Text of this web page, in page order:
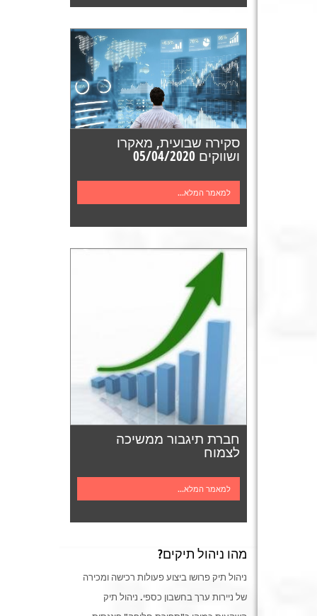
סקירה שבועית, מאקרו
ושווקים 05/04/2020
למאמר המלא...
חברת תיגבור ממשיכה
לצמוח
למאמר המלא...
מהו ניהול תיקים?
ניהול תיק פרושו ביצוע פעולות רכישה ומכירה
של ניירות ערך בחשבון כספי. ניהול תיק